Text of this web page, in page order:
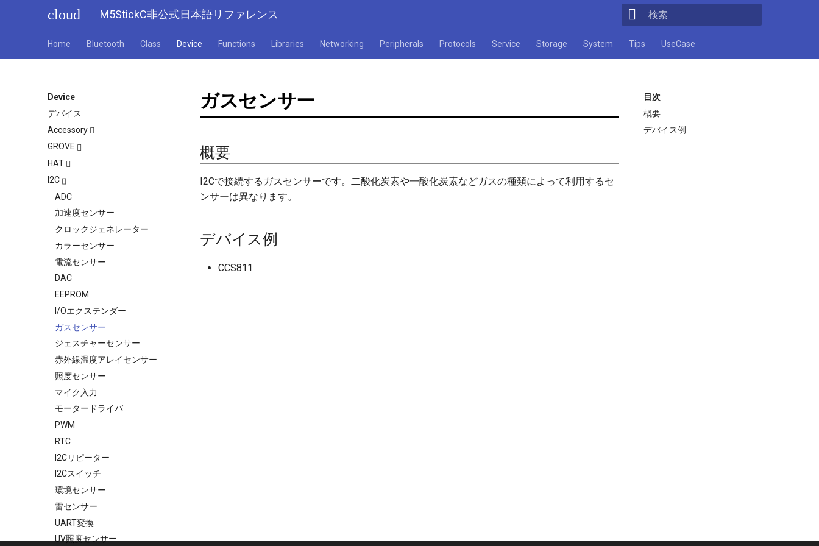
cloud M5StickC非公式日本語リファレンス
Home Bluetooth Class Device Functions Libraries Networking Peripherals Protocols Service Storage System Tips UseCase
Device
デバイス
Accessory
Official以外のアクセサリー
GROVE
アクセサリー
出力
ディスプレイ
入力
LED制御
センサー
ワイヤレス
HAT
Official
ADC HAT ADS1100
BeetleC (W/O M5StickC)
DAC HAT MCP4725
ENV Hat (DHT12, BMP280,
BMM150)
Fingerprint
Joystick
Thermal Camera
Hat(MLX90640)
NCIR Hat(MLX90614)
NeoFlash
PIR Hat (AS312)
Proto Hat
Proto Hat Plus
Proto Hat
RS485 HAT AOZ1282CI
SERVO
Speaker Hat (PAM8303)
ToF
YUN
Other
Official以外のHAT
I2C
ADC
加速度センサー
クロックジェネレーター
カラーセンサー
電流センサー
DAC
EEPROM
I/Oエクステンダー
ガスセンサー
ジェスチャーセンサー
赤外線温度アレイセンサー
照度センサー
マイク入力
モータードライバ
PWM
RTC
I2Cリピーター
I2Cスイッチ
環境センサー
雷センサー
UART変換
UV照度センサー
目次
概要
デバイス例
ガスセンサー
概要
I2Cで接続するガスセンサーです。二酸化炭素や一酸化炭素などガスの種類によって利用するセ
ンサーは異なります。
デバイス例
CCS811